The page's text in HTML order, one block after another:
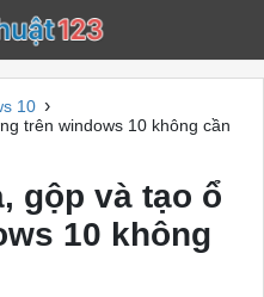
10 ›
trên windows 10 không cần
gộp và tạo ổ
10 không